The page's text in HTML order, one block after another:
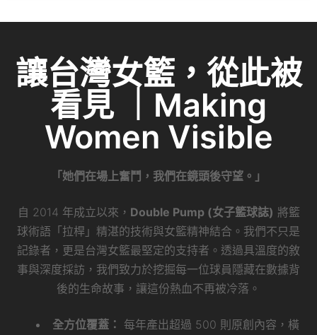
讓台灣女籃，從此被
看見 ｜Making
Women Visible
「她們在場上奮鬥，我們在鏡頭後守望。」
自 2014 年成立以來， Double Pump (女子籃球誌) 將籃
球術語「拉桿」精湛的技術與女籃精神結合。我們不只是
記錄者，更是台灣女籃最堅定的支持者。透過具溫度的敘
事與深度採訪，我們致力於挖掘每一位球員隱藏在數據背
後的生命故事，讓這份熱血不再被冷落。
全方位覆蓋： 每年產出超過 500 則原創內容，橫